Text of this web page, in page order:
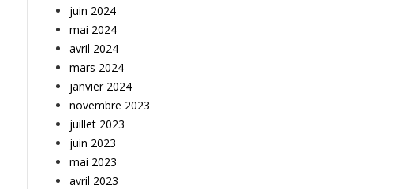
juin 2024
mai 2024
avril 2024
mars 2024
janvier 2024
novembre 2023
juillet 2023
juin 2023
mai 2023
avril 2023